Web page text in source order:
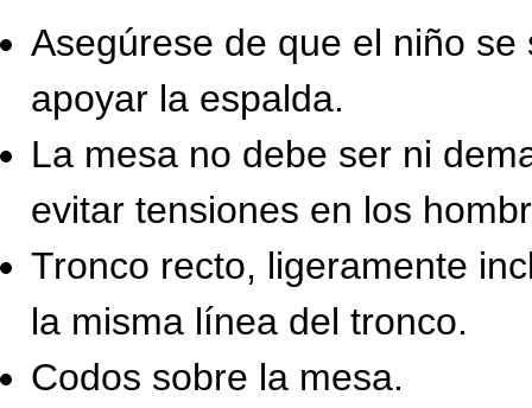
Asegúrese de que el niño
apoyar la espalda.
La mesa no debe ser ni
evitar tensiones en los
Tronco recto, ligeramente
la misma línea del tronco.
Codos sobre la mesa.